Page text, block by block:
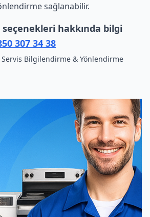
sağlanabilir.
hakkında bilgi
307 34 38
Bilgilendirme & Yönlendirme